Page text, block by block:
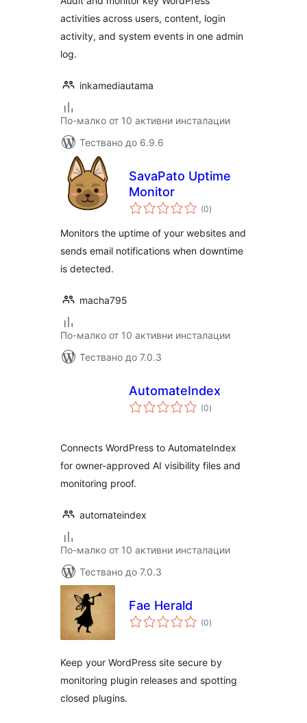
activities across users, content, login
activity, and system events in one admin
log.
inkamediautama
По-малко от 10 активни инсталации
Тествано до 6.9.6
SavaPato Uptime
Monitor
(0общо
оценки
)
Monitors the uptime of your websites and
sends email notifications when downtime
is detected.
macha795
По-малко от 10 активни инсталации
Тествано до 7.0.3
AutomateIndex
(0общо
оценки
)
Connects WordPress to AutomateIndex
for owner-approved AI visibility files and
monitoring proof.
automateindex
По-малко от 10 активни инсталации
Тествано до 7.0.3
Fae Herald
(0общо
оценки
)
Keep your WordPress site secure by
monitoring plugin releases and spotting
closed plugins.